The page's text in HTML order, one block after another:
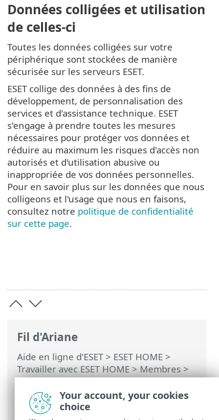
Fil d'Ariane
Aide en ligne d'ESET> ESET HOME >
Travailler avec ESET HOME>Membres>
Fonctionnalités ESET assignées au
membre
>Anti-Theft>Périphériques
protégés par Anti-Theft
Données colligées et utilisation
de celles-ci
Toutes les données colligées sur votre
périphérique sont stockées de manière
sécurisée sur les serveurs ESET.
ESET collige des données à des fins de
développement, de personnalisation des
services et d'assistance technique. ESET
s'engage à prendre toutes les mesures
nécessaires pour protéger vos données et
réduire au maximum les risques d'accès non
autorisés et d'utilisation abusive ou
inappropriée de vos données personnelles.
Pour en savoir plus sur les données que nous
colligeons et l'usage que nous en faisons,
consultez notre politique de confidentialité
sur cette page.
Your account, your cookies
choice